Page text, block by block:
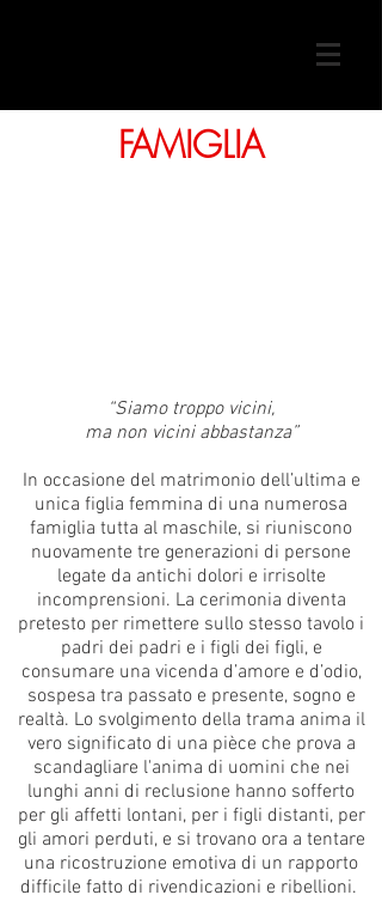
FAMIGLIA
“Siamo troppo vicini,
ma non vicini abbastanza”
In occasione del matrimonio dell’ultima e
unica figlia femmina di una numerosa
famiglia tutta al maschile, si riuniscono
nuovamente tre generazioni di persone
legate da antichi dolori e irrisolte
incomprensioni. La cerimonia diventa
pretesto per rimettere sullo stesso tavolo i
padri dei padri e i figli dei figli, e
consumare una vicenda d’amore e d’odio,
sospesa tra passato e presente, sogno e
realtà. Lo svolgimento della trama anima il
vero significato di una pièce che prova a
scandagliare l'anima di uomini che nei
lunghi anni di reclusione hanno sofferto
per gli affetti lontani, per i figli distanti, per
gli amori perduti, e si trovano ora a tentare
una ricostruzione emotiva di un rapporto
difficile fatto di rivendicazioni e ribellioni.